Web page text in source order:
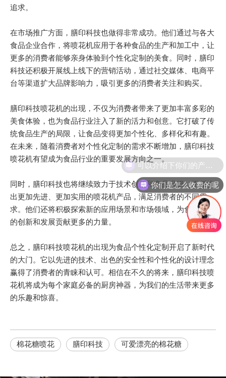
追求。
在市场推广方面，膳印科技也做得非常成功。他们通过与各大
食品企业合作，将喷花机应用于各种食品的生产和加工中，让
更多的消费者能够亲身体验到个性化定制的美食。同时，膳印
科技还积极开展线上线下的营销活动，通过社交媒体、电商平
台等渠道扩大品牌影响力，吸引更多的消费者关注和购买。
膳印科技喷花机的出现，不仅为消费者带来了更加丰富多彩的
美食体验，也为食品行业注入了新的活力和创意。它打破了传
统食品生产的局限，让食品变得更加个性化、多样化和有趣。
在未来，随着消费者对个性化定制的需求不断增加，膳印科技
喷花机有望成为食品行业的重要发展方向之一。
同时，膳印科技也将继续致力于技术创新和产品升级，不断推
出更加先进、更加实用的喷花机产品，满足消费者的不同需
求。他们还将积极探索新的应用场景和市场领域，为食品行业
的创新和发展贡献更多的力量。
总之，膳印科技喷花机的出现为食品个性化定制开启了新时代
的大门。它以先进的技术、出色的安全性和个性化的设计理念
赢得了消费者的青睐和认可。相信在不久的将来，膳印科技喷
花机将成为每个家庭必备的厨房神器，为我们的生活带来更多
的乐趣和惊喜。
棉花糖喷花 膳印科技 可爱漂亮的棉花糖
你们是怎么收费的呢